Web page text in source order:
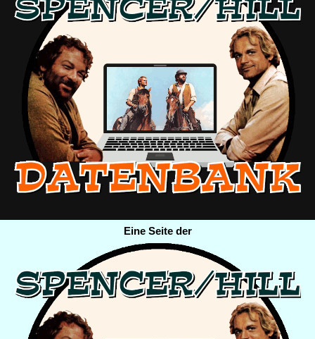
Eine Seite der